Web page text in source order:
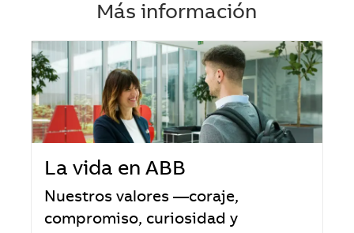
Más información
La vida en ABB
Nuestros valores —coraje,
compromiso, curiosidad y